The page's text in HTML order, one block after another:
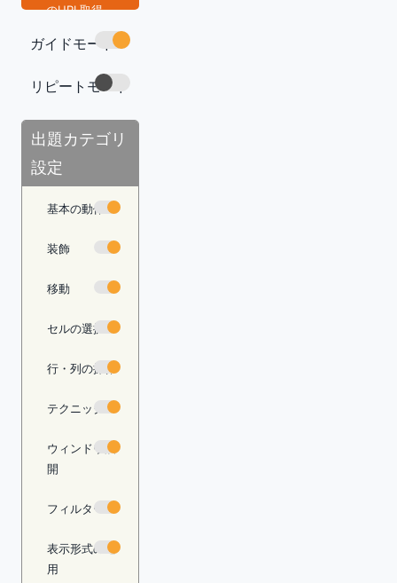
のURL取得
https://com
m/tech/exce
l-func-avera
コピー
ガイドモード
リピートモード
出題カテゴリ
設定
基本の動作
装飾
移動
セルの選択
行・列の操作
テクニック
ウィンドウ展
開
フィルター
表示形式の適
用